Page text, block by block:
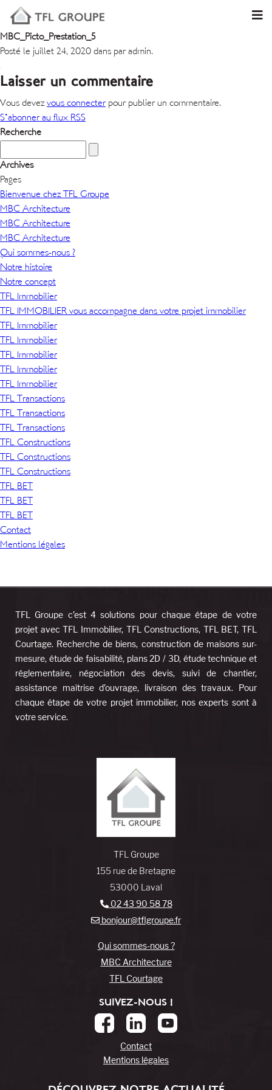
MBC_Picto_Prestation_5
Posté le juillet 24, 2020 dans par admin.
Laisser un commentaire
Vous devez vous connecterpour publier un commentaire.
S'abonner au flux RSS
Recherche
Archives
Pages
Bienvenue chez TFL Groupe
MBC Architecture
MBC Architecture
MBC Architecture
Qui sommes-nous ?
Notre histoire
Notre concept
TFL Immobilier
TFL IMMOBILIER vous accompagne dans votre projet immobilier
TFL Immobilier
TFL Immobilier
TFL Immobilier
TFL Immobilier
TFL Immobilier
TFL Transactions
TFL Transactions
TFL Transactions
TFL Constructions
TFL Constructions
TFL Constructions
TFL BET
TFL BET
TFL BET
Contact
Mentions légales
TFL Groupe c’est 4 solutions pour chaque étape de votre
projet avec TFL Immobilier, TFL Constructions, TFL BET, TFL
Courtage. Recherche de biens, construction de maisons sur-
mesure, étude de faisabilité, plans 2D / 3D, étude technique et
réglementaire, négociation des devis, suivi de chantier,
assistance maîtrise d’ouvrage, livraison des travaux. Pour
chaque étape de votre projet immobilier, nos experts sont à
votre service.
TFL Groupe
155 rue de Bretagne
53000 Laval
02 43 90 58 78
bonjour@tflgroupe.fr
Qui sommes-nous ?
MBC Architecture
TFL Courtage
SUIVEZ-NOUS !
Contact
Mentions légales